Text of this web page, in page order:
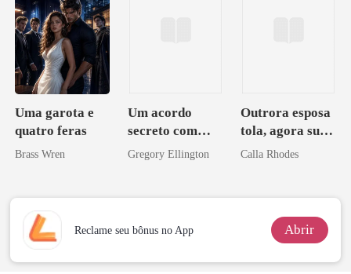
Uma garota e
quatro feras
Brass Wren
Um acordo
secreto com
meu chefe
Gregory Ellington
Outrora esposa
tola, agora sua
obsessão eterna
Calla Rhodes
Reclame seu bônus no App Abrir